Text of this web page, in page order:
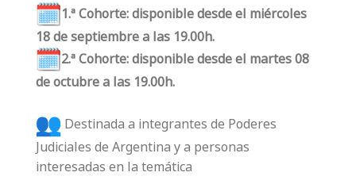
1.ª Cohorte: disponible desde el miércoles
18 de septiembre a las 19.00h.
2.ª Cohorte: disponible desde el martes 08
de octubre a las 19.00h.
Destinada a integrantes de Poderes
Judiciales de Argentina y a personas
interesadas en la temática